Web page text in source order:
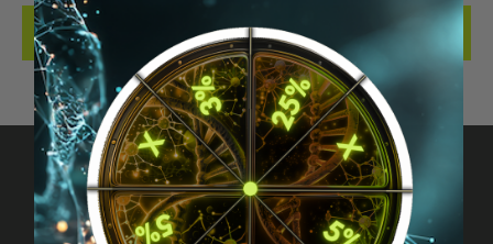
REVIEWS